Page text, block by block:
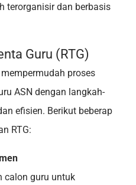
terorganisir dan berbasis
Guru (RTG)
proses
ASN dengan langkah-
efisien. Berikut beberap
RTG:
calon guru untuk